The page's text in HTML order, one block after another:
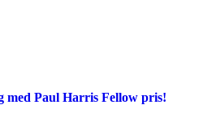
med Paul Harris Fellow pris!